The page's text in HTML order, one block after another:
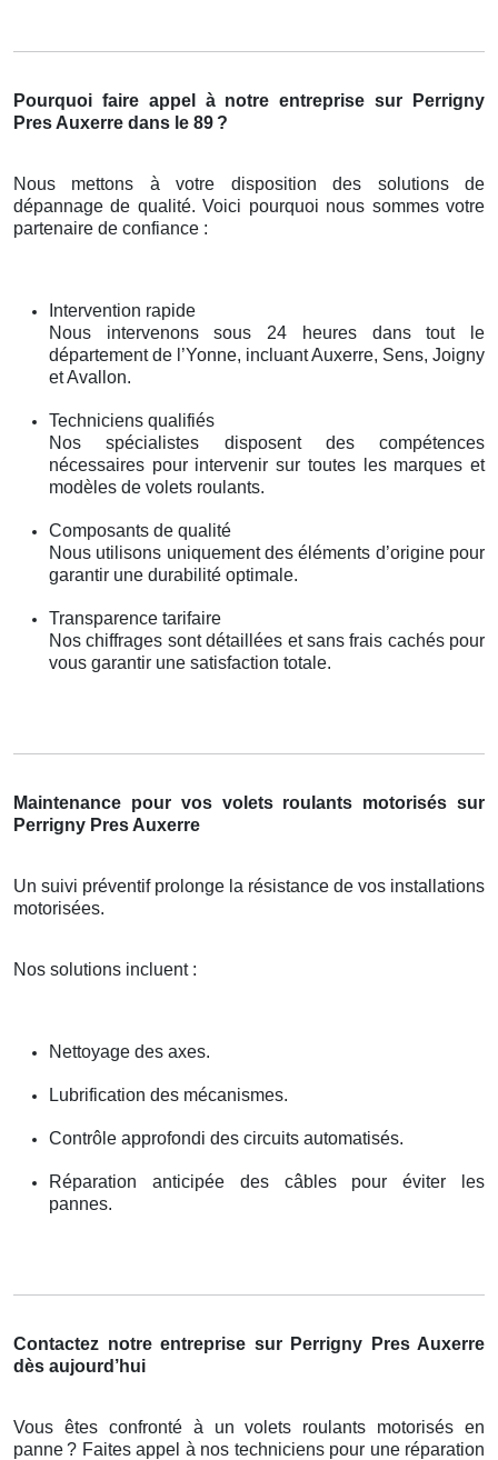
Pourquoi faire appel à notre entreprise sur Perrigny
Pres Auxerre dans le 89 ?
Nous mettons à votre disposition des solutions de
dépannage de qualité. Voici pourquoi nous sommes votre
partenaire de confiance :
Intervention rapide
Nous intervenons sous 24 heures dans tout le
département de l’Yonne, incluant Auxerre, Sens, Joigny
et Avallon.
Techniciens qualifiés
Nos spécialistes disposent des compétences
nécessaires pour intervenir sur toutes les marques et
modèles de volets roulants.
Composants de qualité
Nous utilisons uniquement des éléments d’origine pour
garantir une durabilité optimale.
Transparence tarifaire
Nos chiffrages sont détaillées et sans frais cachés pour
vous garantir une satisfaction totale.
Maintenance pour vos volets roulants motorisés sur
Perrigny Pres Auxerre
Un suivi préventif prolonge la résistance de vos installations
motorisées.
Nos solutions incluent :
Nettoyage des axes.
Lubrification des mécanismes.
Contrôle approfondi des circuits automatisés.
Réparation anticipée des câbles pour éviter les
pannes.
Contactez notre entreprise sur Perrigny Pres Auxerre
dès aujourd’hui
Vous êtes confronté à un volets roulants motorisés en
panne? Faites appel à nos techniciens pour une réparation